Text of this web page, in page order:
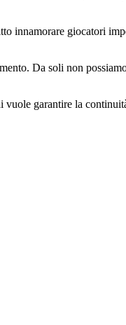
innamorare giocatori
Da soli non
vuole garantire la